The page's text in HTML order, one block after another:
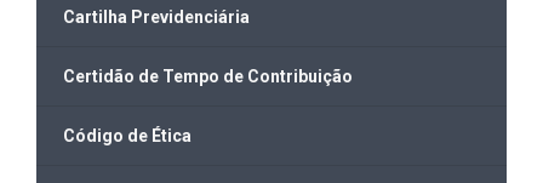
Cartilha Previdenciária
Certidão de Tempo de Contribuição
Código de Ética